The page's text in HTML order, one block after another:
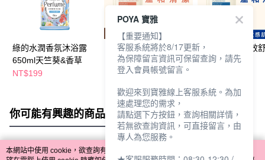
綠的水潤香氛沐浴露
650ml天竺葵&香草
NT$199
艾惟諾燕麥活力果香沐
浴露-532ml
NT$599
艾惟諾燕麥高效
浴露532ml
你可能有興趣的商品 全站排行
本網站中使用 cookie，欲查詢有關本網站使用 cookie 方式之詳情，及若您不希
POYA 寶雅
【重要通知】
客服系統將於8/17更新，
為保障留言資訊可保留查詢，請先
登入會員帳號留言。
歡迎來到寶雅線上客服系統。為加
速處理您的需求，
請點選下方按鈕，查詢相關詳情，
若無欲查詢資訊，可直接留言，由
專人為您服務。